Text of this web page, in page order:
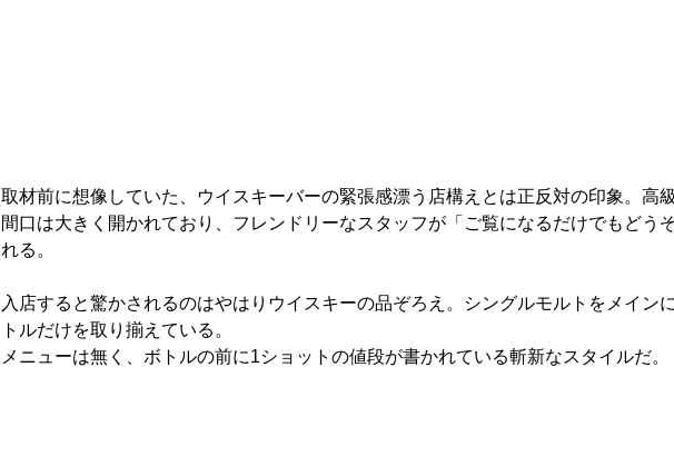
取材前に想像していた、ウイスキーバーの緊張感漂う店構えとは正反対の印象。高
間口は大きく開かれており、フレンドリーなスタッフが「ご覧になるだけでもどう
れる。
入店すると驚かされるのはやはりウイスキーの品ぞろえ。シングルモルトをメイン
トルだけを取り揃えている。
メニューは無く、ボトルの前に1ショットの値段が書かれている斬新なスタイルだ。